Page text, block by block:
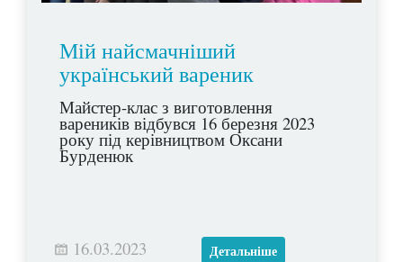
Мій найсмачніший
український вареник
Майстер-клас з виготовлення
вареників відбувся 16 березня 2023
року під керівництвом Оксани
Бурденюк
16.03.2023 Детальніше